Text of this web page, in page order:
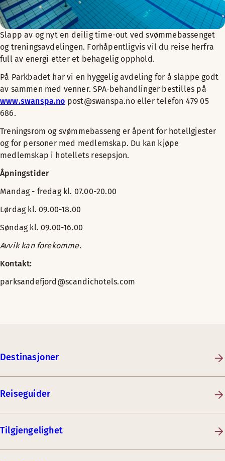
Slapp av og nyt en deilig time-out ved svømmebassenget
og treningsavdelingen. Forhåpentligvis vil du reise herfra
full av energi etter et behagelig opphold.
På Parkbadet har vi en hyggelig avdeling for å slappe godt
av sammen med venner. SPA-behandlinger bestilles på
www.swanspa.no post@swanspa.no eller telefon 479 05
686.
Treningsrom og svømmebasseng er åpent for hotellgjester
og for personer med medlemskap. Du kan kjøpe
medlemskap i hotellets resepsjon.
Åpningstider
Mandag - fredag kl. 07.00-20.00
Lørdag kl. 09.00-18.00
Søndag kl. 09.00-16.00
Avvik kan forekomme.
Kontakt:
parksandefjord@scandichotels.com
Destinasjoner
Reiseguider
Tilgjengelighet